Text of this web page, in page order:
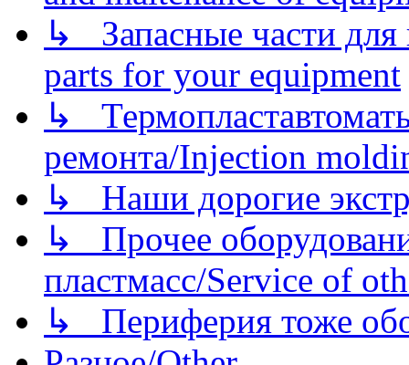
↳ Запасные части для
parts for your equipment
↳
ремонта/Injection
↳ Наши дорогие
↳ Прочее
пластмасс/Service of
↳ Периферия тоже